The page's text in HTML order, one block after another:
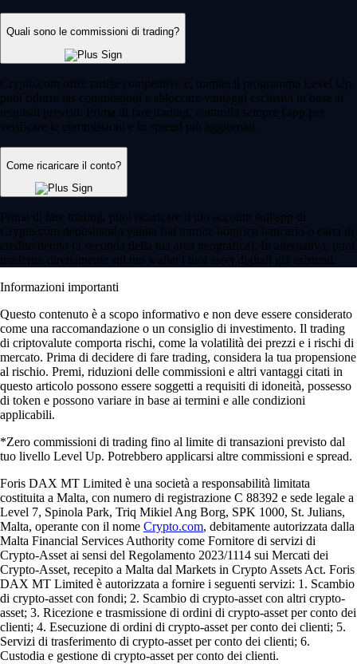
Quali sono le commissioni di trading?
Crypto.com offre tariffe competitive e, tramite il programma Level Up,
puoi ridurre las commissioni e sbloccare vantaggi esclusivi in base ai
requisiti previsti. Prima di fare trading, controlla sempre l'app per
verificare le commissioni e lo spread più aggiornati.
Come ricaricare il conto?
Prima di fare trading, puoi ricaricare il tuo account sull'app di
Crypto.com depositando valuta fiat tramite bonifico bancario o carta di
credito/debito (a seconda della tua area geografica). In alternativa, puoi
trasferire direttamente sul tuo wallet i tuoi asset digitali già esistenti.
Informazioni importanti
Questo contenuto è a scopo informativo e non deve essere considerato
come una raccomandazione o un consiglio di investimento. Il trading
di criptovalute comporta rischi, come la volatilità dei prezzi e i rischi di
mercato. Prima di decidere di fare trading, considera la tua propensione
al rischio. Premi, riduzioni delle commissioni e altri vantaggi citati in
questo articolo possono essere soggetti a requisiti di idoneità, possesso
di token e possono variare in base ai termini e alle condizioni
applicabili.
*Zero commissioni di trading fino al limite di transazioni previsto dal
tuo livello Level Up. Potrebbero applicarsi altre commissioni e spread.
Foris DAX MT Limited è una società a responsabilità limitata
costituita a Malta, con numero di registrazione C 88392 e sede legale a
Level 7, Spinola Park, Triq Mikiel Ang Borg, SPK 1000, St. Julians,
Malta, operante con il nome Crypto.com, debitamente autorizzata dalla
Malta Financial Services Authority come Fornitore di servizi di
Crypto-Asset ai sensi del Regolamento 2023/1114 sui Mercati dei
Crypto-Asset, recepito a Malta dal Markets in Crypto Assets Act. Foris
DAX MT Limited è autorizzata a fornire i seguenti servizi: 1. Scambio
di crypto-asset con fondi; 2. Scambio di crypto-asset con altri crypto-
asset; 3. Ricezione e trasmissione di ordini di crypto-asset per conto dei
clienti; 4. Esecuzione di ordini di crypto-asset per conto dei clienti; 5.
Servizi di trasferimento di crypto-asset per conto dei clienti; 6.
Custodia e gestione di crypto-asset per conto dei clienti.